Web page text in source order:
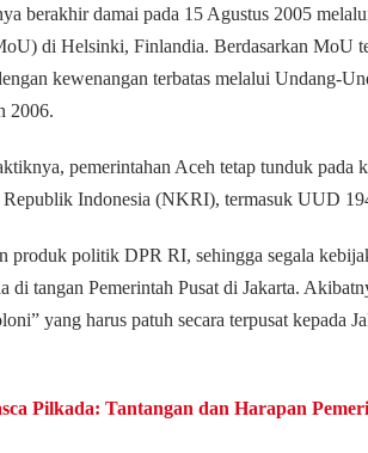
berakhir damai pada 15 Agustus 2005
di Helsinki, Finlandia. Berdasarkan MoU
kewenangan terbatas melalui Undang-
2006.
pemerintahan Aceh tetap tunduk pada
Republik Indonesia (NKRI), termasuk UUD
produk politik DPR RI, sehingga segala
di tangan Pemerintah Pusat di Jakarta.
yang harus patuh secara terpusat kepada
Pilkada: Tantangan dan Harapan